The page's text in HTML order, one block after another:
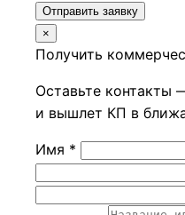
Отправить заявку
×
Получить
Оставьте контакты
и вышлет КП в
Имя *